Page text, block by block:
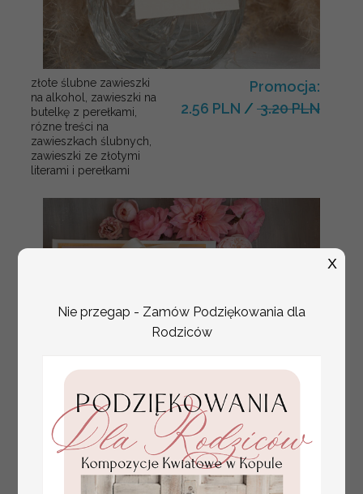
złote ślubne zawieszki
na alkohol, zawieszki na
butelkę z perełkami,
rózne treści na
zawieszkach ślubnych,
zawieszki ze złotymi
literami i perełkami
Promocja:
2.56 PLN / 3.20 PLN
Nie przegap - Zamów Podziękowania dla
Rodziców
X